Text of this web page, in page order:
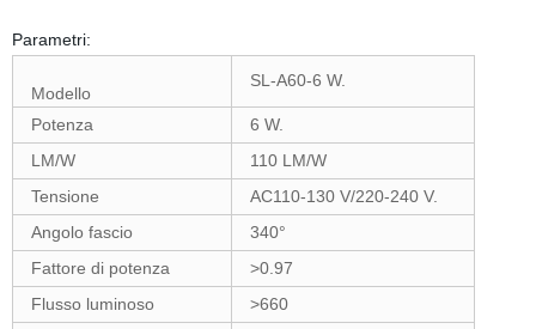
Parametri:
Modello
SL-A60-6 W.
Potenza
6 W.
LM/W
110 LM/W
Tensione
AC110-130 V/220-240 V.
Angolo fascio
340°
Fattore di potenza
>0.97
Flusso luminoso
>660